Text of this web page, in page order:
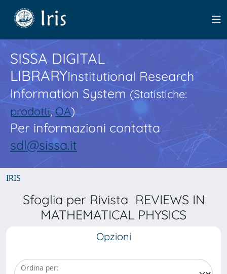
SISSA DIGITAL
LIBRARYInstitutional Research
Information System(Statistiche:
prodotti,OA)
Per informazioni contatta
sdl@sissa.it
IRIS
Sfoglia per Rivista REVIEWS IN
MATHEMATICAL PHYSICS
Opzioni
Ordina per: